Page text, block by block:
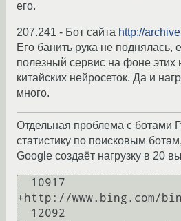
его.
207.241 - Бот сайта http://
Его банить рука не поднялась,
полезный сервис на фоне этих
китайских нейросеток. Да и
много.
Отдельная проблема с ботами
статистику по поисковым
Google создаёт нагрузку в 20
+http://www.bing.com/